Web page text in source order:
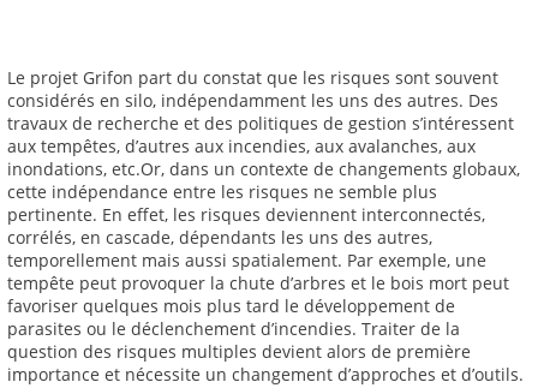
Le projet Grifon part du constat que les risques sont souvent
considérés en silo, indépendamment les uns des autres. Des
travaux de recherche et des politiques de gestion s’intéressent
aux tempêtes, d’autres aux incendies, aux avalanches, aux
inondations, etc.Or, dans un contexte de changements globaux,
cette indépendance entre les risques ne semble plus
pertinente. En effet, les risques deviennent interconnectés,
corrélés, en cascade, dépendants les uns des autres,
temporellement mais aussi spatialement. Par exemple, une
tempête peut provoquer la chute d’arbres et le bois mort peut
favoriser quelques mois plus tard le développement de
parasites ou le déclenchement d’incendies. Traiter de la
question des risques multiples devient alors de première
importance et nécessite un changement d’approches et d’outils.